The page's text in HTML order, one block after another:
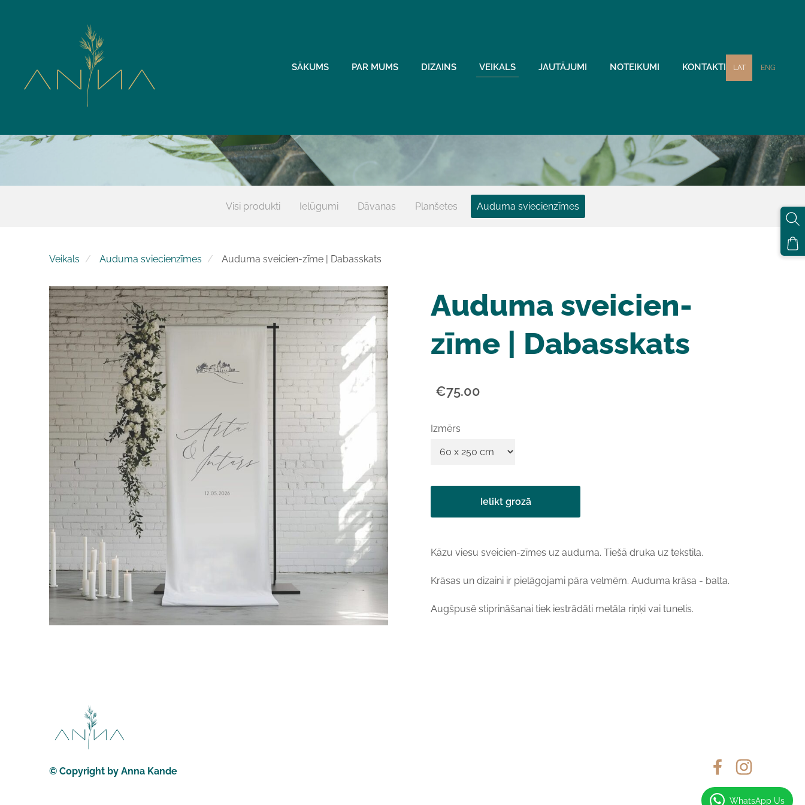
SĀKUMS PAR MUMS DIZAINS VEIKALS JAUTĀJUMI NOTEIKUMI KONTAKTI LAT ENG
Visi produkti Ielūgumi Dāvanas Planšetes Auduma sviecienzīmes
Veikals Auduma sviecienzīmes Auduma sveicien-zīme | Dabasskats
Auduma sveicien-
zīme | Dabasskats
€75.00
Izmērs
Ielikt grozā
Kāzu viesu sveicien-zīmes uz auduma. Tiešā druka uz tekstila.
Krāsas un dizaini ir pielāgojami pāra velmēm. Auduma krāsa - balta.
Augšpusē stiprināšanai tiek iestrādāti metāla riņķi vai tunelis.
© Copyright by Anna Kande
WhatsApp Us